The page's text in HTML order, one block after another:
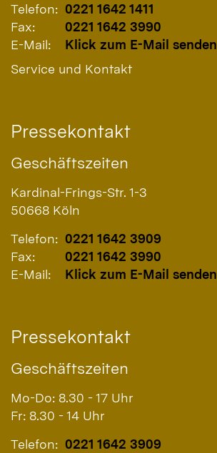
Telefon: 0221 1642 1411
Fax:
0221 1642 3990
E-Mail:
Klick zum E-Mail senden
Service und Kontakt
Pressekontakt
Geschäftszeiten
Kardinal-Frings-Str. 1-3
50668 Köln
Telefon: 0221 1642 3909
Fax:
0221 1642 3990
E-Mail:
Klick zum E-Mail senden
Pressekontakt
Geschäftszeiten
Mo-Do: 8.30 - 17 Uhr
Fr: 8.30 - 14 Uhr
Telefon: 0221 1642 3909